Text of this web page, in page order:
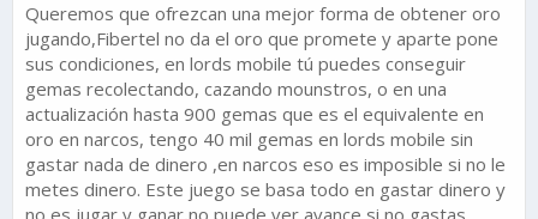
Queremos que ofrezcan una mejor forma de obtener oro
jugando,Fibertel no da el oro que promete y aparte pone
sus condiciones, en lords mobile tú puedes conseguir
gemas recolectando, cazando mounstros, o en una
actualización hasta 900 gemas que es el equivalente en
oro en narcos, tengo 40 mil gemas en lords mobile sin
gastar nada de dinero ,en narcos eso es imposible si no le
metes dinero. Este juego se basa todo en gastar dinero y